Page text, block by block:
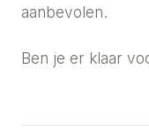
aanbevolen.
Ben je er klaar